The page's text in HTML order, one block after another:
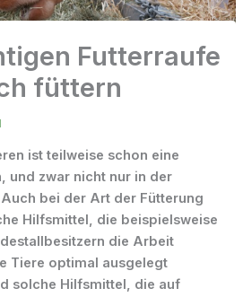
Futterraufe
füttern
ist teilweise schon eine
und zwar nicht nur in der
bei der Art der Fütterung
Hilfsmittel, die beispielsweise
die Arbeit
Tiere optimal ausgelegt
solche Hilfsmittel, die auf